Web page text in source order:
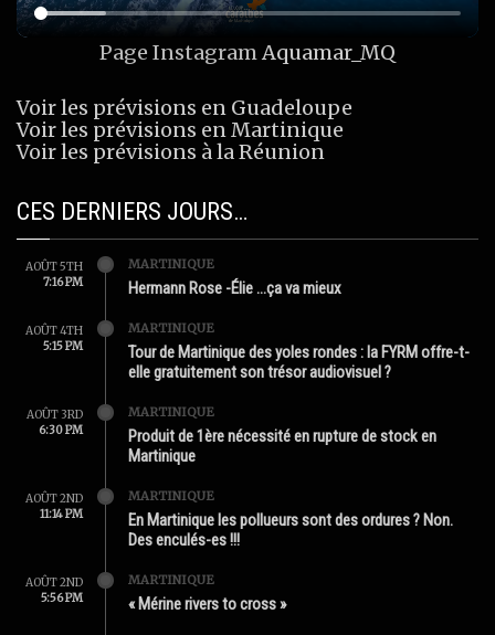
Page InstagramAquamar_MQ
Voir les prévisions en Guadeloupe
Voir les prévisions en Martinique
Voir les prévisions à la Réunion
CES DERNIERS JOURS…
AOÛT 5TH
7:16 PM
MARTINIQUE
Hermann Rose -Élie …ça va mieux
AOÛT 4TH
5:15 PM
MARTINIQUE
Tour de Martinique des yoles rondes : la FYRM offre-t-
elle gratuitement son trésor audiovisuel ?
AOÛT 3RD
6:30 PM
MARTINIQUE
Produit de 1ère nécessité en rupture de stock en
Martinique
AOÛT 2ND
11:14 PM
MARTINIQUE
En Martinique les pollueurs sont des ordures ? Non.
Des enculés-es !!!
AOÛT 2ND
5:56 PM
MARTINIQUE
« Mérine rivers to cross »